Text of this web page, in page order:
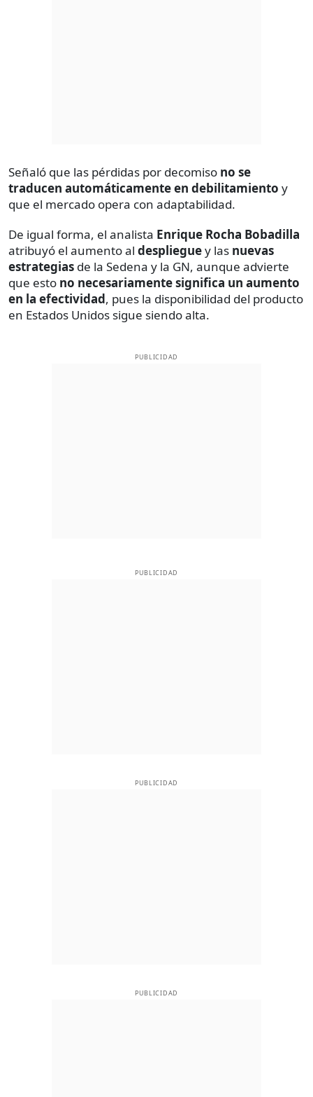
Señaló que las pérdidas por decomiso no se
traducen automáticamente en debilitamiento y
que el mercado opera con adaptabilidad.
De igual forma, el analista Enrique Rocha Bobadilla
atribuyó el aumento al desplieguey las nuevas
estrategias de la Sedena y la GN, aunque advierte
que esto no necesariamente significa un aumento
en la efectividad, pues la disponibilidad del producto
en Estados Unidos sigue siendo alta.
PUBLICIDAD
PUBLICIDAD
PUBLICIDAD
PUBLICIDAD